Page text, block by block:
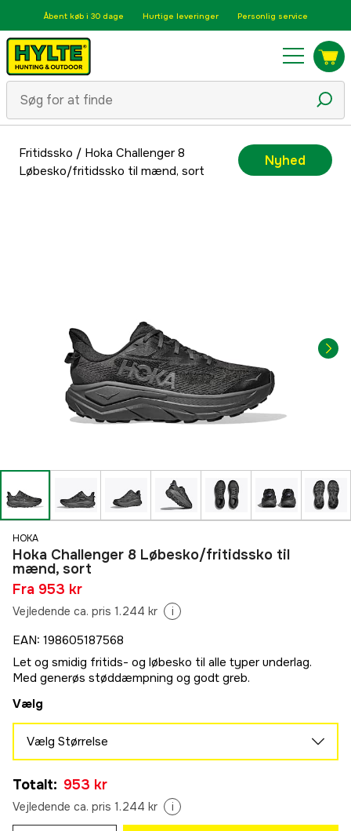
Åbent køb i 30 dage Hurtige leveringer Personlig service
Fritidssko / Hoka Challenger 8
Løbesko/fritidssko til mænd, sort
Nyhed
HOKA
Hoka Challenger 8 Løbesko/fritidssko til
mænd, sort
Fra 953 kr
Vejledende ca. pris 1.244 kr i
EAN: 198605187568
Let og smidig fritids- og løbesko til alle typer underlag.
Med generøs støddæmpning og godt greb.
Vælg
Vælg Størrelse
953 kr
42
953 kr
Totalt: 953 kr
Vejledende ca. pris 1.244 kr i